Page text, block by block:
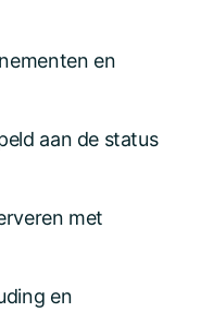
en
aan de status
met
en